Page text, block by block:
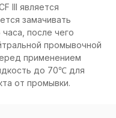
III является
замачивать
после чего
промывочной
применением
до 70℃ для
от промывки.